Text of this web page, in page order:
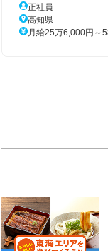
正社員
高知県
月給25万6,000円～